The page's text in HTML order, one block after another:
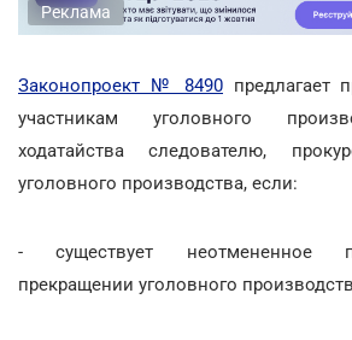
Реклама
Законопроект № 8490 предлагает
участникам уголовного
ходатайства следователю,
уголовного производства, если:
- существует неотмененное
прекращении уголовного